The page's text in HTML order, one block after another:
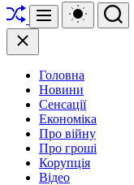
Перетасувати
Меню
Перемикач
кольорового
Пошук
Закрити
Головна
Новини
Сенсації
Економіка
Про війну
Про гроші
Корупція
Відео